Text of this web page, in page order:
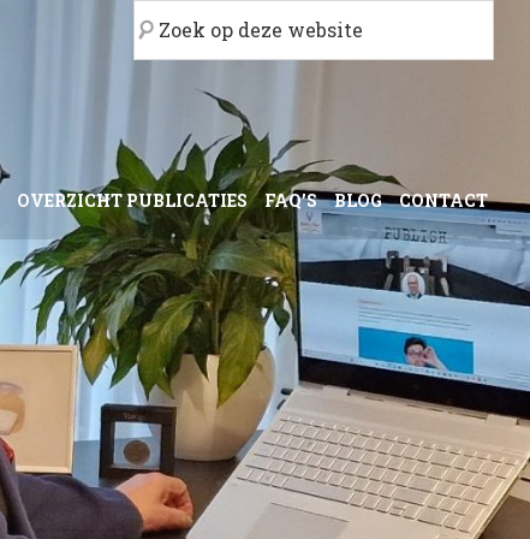
Zoek
op
OVERZICHT PUBLICATIES FAQ’S BLOG CONTACT